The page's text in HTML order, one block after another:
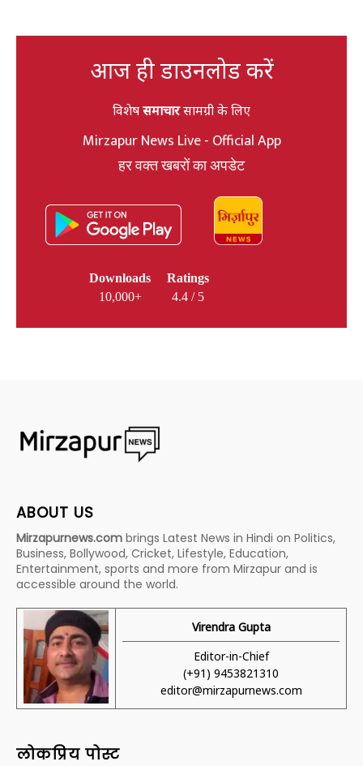
आज ही डाउनलोड करें
विशेषसमाचारसामग्री के लिए
Mirzapur News Live - Official App
हर वक्त खबरों का अपडेट
Downloads
10,000+
Ratings
4.4 / 5
ABOUT US
Mirzapurnews.com brings Latest News in Hindi on Politics,
Business, Bollywood, Cricket, Lifestyle, Education,
Entertainment, sports and more from Mirzapur and is
accessible around the world.
Virendra Gupta
Editor-in-Chief
(+91) 9453821310
editor@mirzapurnews.com
लोकप्रिय पोस्ट